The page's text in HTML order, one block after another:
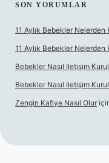
SON YORUMLAR
11 Aylık Bebekler Nelerden
11 Aylık Bebekler Nelerden
Bebekler Nasıl Iletişim
Bebekler Nasıl Iletişim
Zengin Kafiye Nasıl Olur